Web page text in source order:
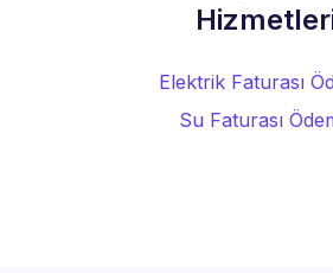
Elektrik Faturası
Su Faturası